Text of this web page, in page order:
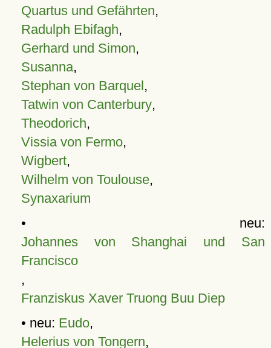
Quartus und Gefährten,
Radulph Ebifagh,
Gerhard und Simon,
Susanna,
Stephan von Barquel,
Tatwin von Canterbury,
Theodorich,
Vissia von Fermo,
Wigbert,
Wilhelm von Toulouse,
Synaxarium
• neu:
Johannes von Shanghai und San
Francisco
,
Franziskus Xaver Truong Buu Diep
• neu: Eudo,
Helerius von Tongern,